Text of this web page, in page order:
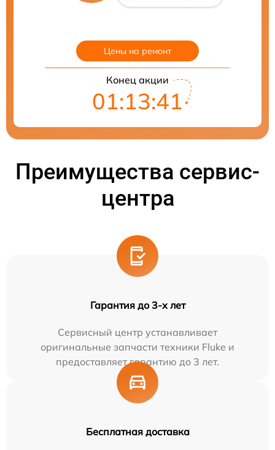
Цены на ремонт
Конец акции
01:13:40
Преимущества сервис-
центра
Гарантия до 3-х лет
Сервисный центр устанавливает
оригинальные запчасти техники Fluke и
предоставляет гарантию до 3 лет.
Бесплатная доставка